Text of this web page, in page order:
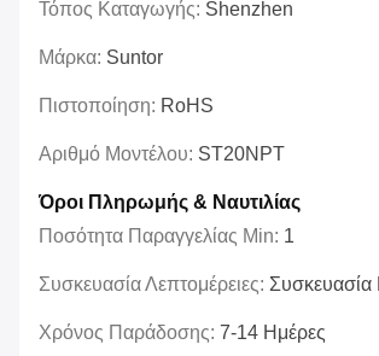
Τόπος Καταγωγής: Shenzhen
Μάρκα: Suntor
Πιστοποίηση: RoHS
Αριθμό Μοντέλου: ST20NPT
Όροι Πληρωμής & Ναυτιλίας
Ποσότητα Παραγγελίας Min: 1
Συσκευασία Λεπτομέρειες: Συσκευασία
Χρόνος Παράδοσης: 7-14 Ημέρες